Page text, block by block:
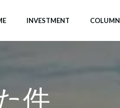
INVESTMENT COLUMN
件